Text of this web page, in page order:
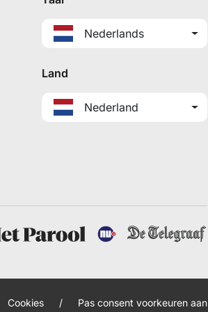
Nederlands
Land
Nederland
Cookies / Pas consent voorkeuren aan